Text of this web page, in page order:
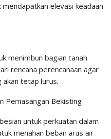
mendapatkan elevasi keadaan
menimbun bagian tanah
rencana perencanaan agar
tetap lurus.
Pemasangan Bekisting
untuk perkuatan dalam
menahan beban arus air